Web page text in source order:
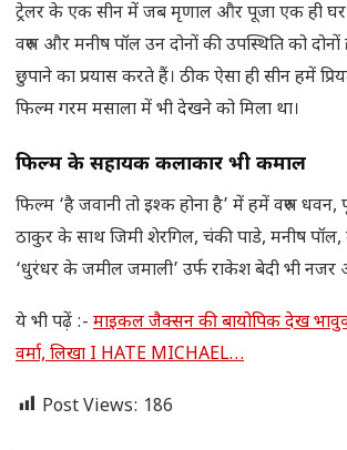
ट्रेलर के एक सीन में जब मृणाल और पूजा एक ही
वरुण और मनीष पॉल उन दोनों की उपस्थिति को
छुपाने का प्रयास करते हैं। ठीक ऐसा ही सीन हमें
फिल्म गरम मसाला में भी देखने को मिला था।
फिल्म के सहायक कलाकार भी कमाल
फिल्म ‘है जवानी तो इश्क होना है’ में हमें वरुण
ठाकुर के साथ जिमी शेरगिल, चंकी पाडे, मनीष पॉल,
‘धुरंधर के जमील जमाली’ उर्फ राकेश बेदी भी नजर
ये भी पढ़ें :- माइकल जैक्सन की बायोपिक देख
वर्मा, लिखा I HATE MICHAEL…
Post Views: 186